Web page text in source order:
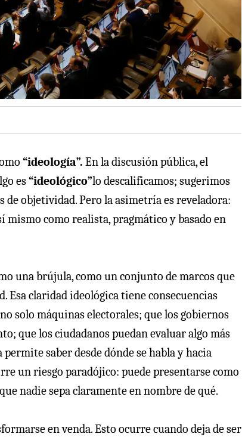
“ideología”. En la discusión pública, el
es“ideológico”lo descalificamos; sugerimos
objetividad. Pero la asimetría es reveladora:
mismo como realista, pragmático y basado en
una brújula, como un conjunto de marcos que
claridad ideológica tiene consecuencias
solo máquinas electorales; que los gobiernos
que los ciudadanos puedan evaluar algo más
saber desde dónde se habla y hacia
un riesgo paradójico: puede presentarse como
nadie sepa claramente en nombre de qué.
en venda. Esto ocurre cuando deja de ser